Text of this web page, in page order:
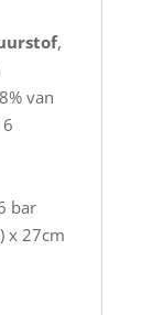
,
van
bar
x 27cm